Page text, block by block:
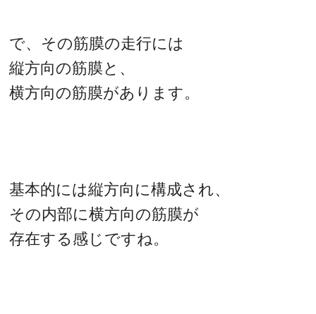
で、その筋膜の走行には
縦方向の筋膜と、
横方向の筋膜があります。
基本的には縦方向に構成され、
その内部に横方向の筋膜が
存在する感じですね。